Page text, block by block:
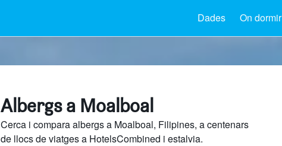
Dades On dormir
Albergs a Moalboal
Cerca i compara albergs a Moalboal, Filipines, a centenars
de llocs de viatges a HotelsCombined i estalvia.